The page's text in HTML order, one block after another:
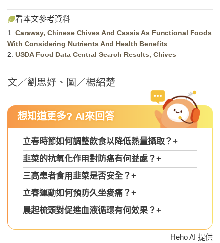
1. Caraway, Chinese Chives And Cassia As Functional Foods
With Considering Nutrients And Health Benefits
2. USDA Food Data Central Search Results, Chives
文／劉思妤、圖／楊紹楚
想知道更多? AI來回答
立春時節如何調整飲食以降低熱量攝取？+
韭菜的抗氧化作用對防癌有何益處？+
三高患者食用韭菜是否安全？+
立春運動如何預防久坐痠痛？+
晨起梳頭對促進血液循環有何效果？+
Heho AI 提供